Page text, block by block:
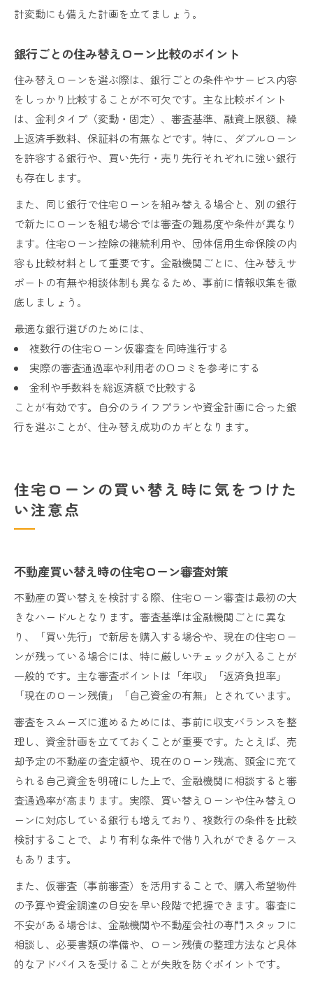
計変動にも備えた計画を立てましょう。
銀行ごとの住み替えローン比較のポイント
住み替えローンを選ぶ際は、銀行ごとの条件やサービス内容
をしっかり比較することが不可欠です。主な比較ポイント
は、金利タイプ（変動・固定）、審査基準、融資上限額、繰
上返済手数料、保証料の有無などです。特に、ダブルローン
を許容する銀行や、買い先行・売り先行それぞれに強い銀行
も存在します。
また、同じ銀行で住宅ローンを組み替える場合と、別の銀行
で新たにローンを組む場合では審査の難易度や条件が異なり
ます。住宅ローン控除の継続利用や、団体信用生命保険の内
容も比較材料として重要です。金融機関ごとに、住み替えサ
ポートの有無や相談体制も異なるため、事前に情報収集を徹
底しましょう。
最適な銀行選びのためには、
複数行の住宅ローン仮審査を同時進行する
実際の審査通過率や利用者の口コミを参考にする
金利や手数料を総返済額で比較する
ことが有効です。自分のライフプランや資金計画に合った銀
行を選ぶことが、住み替え成功のカギとなります。
住宅ローンの買い替え時に気をつけた
い注意点
不動産買い替え時の住宅ローン審査対策
不動産の買い替えを検討する際、住宅ローン審査は最初の大
きなハードルとなります。審査基準は金融機関ごとに異な
り、「買い先行」で新居を購入する場合や、現在の住宅ロー
ンが残っている場合には、特に厳しいチェックが入ることが
一般的です。主な審査ポイントは「年収」「返済負担率」
「現在のローン残債」「自己資金の有無」とされています。
審査をスムーズに進めるためには、事前に収支バランスを整
理し、資金計画を立てておくことが重要です。たとえば、売
却予定の不動産の査定額や、現在のローン残高、頭金に充て
られる自己資金を明確にした上で、金融機関に相談すると審
査通過率が高まります。実際、買い替えローンや住み替えロ
ーンに対応している銀行も増えており、複数行の条件を比較
検討することで、より有利な条件で借り入れができるケース
もあります。
また、仮審査（事前審査）を活用することで、購入希望物件
の予算や資金調達の目安を早い段階で把握できます。審査に
不安がある場合は、金融機関や不動産会社の専門スタッフに
相談し、必要書類の準備や、ローン残債の整理方法など具体
的なアドバイスを受けることが失敗を防ぐポイントです。